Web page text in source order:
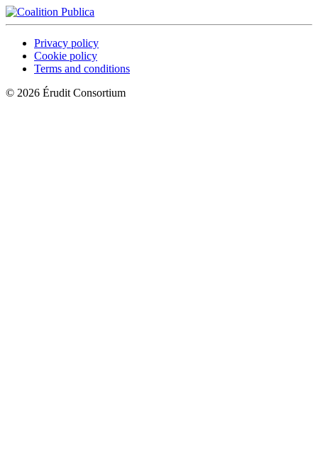
Privacy policy
Cookie policy
Terms and conditions
© 2026 Érudit Consortium